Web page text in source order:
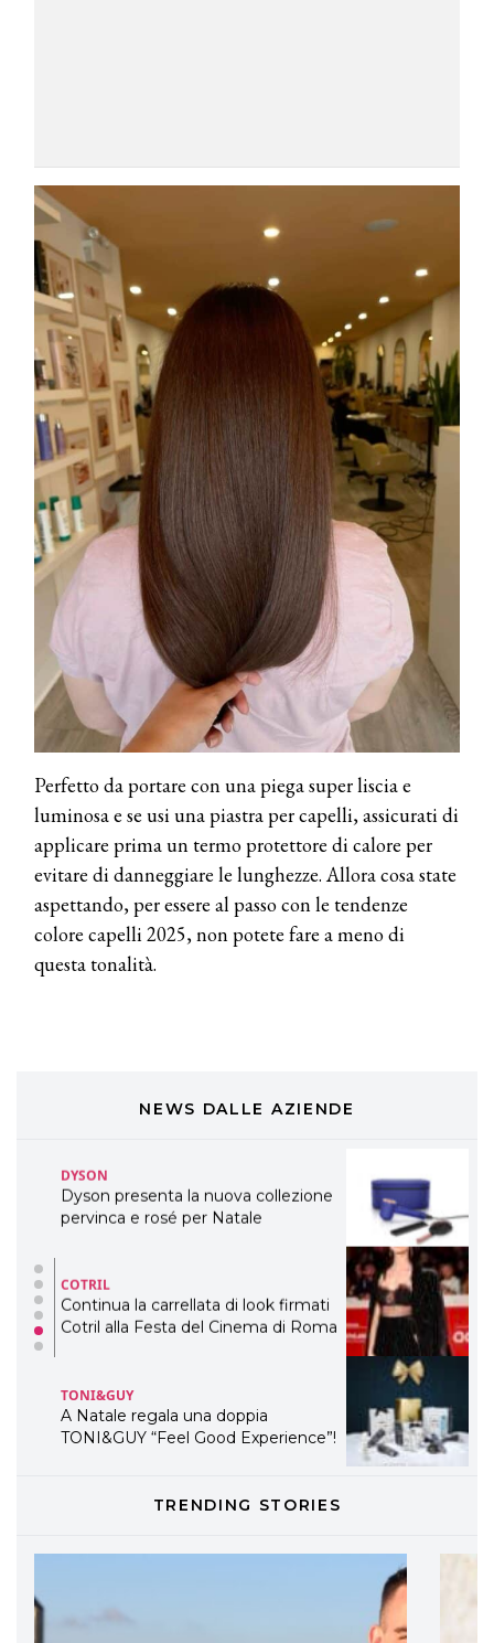
Perfetto da portare con una piega super liscia e
luminosa e se usi una piastra per capelli, assicurati di
applicare prima un termo protettore di calore per
evitare di danneggiare le lunghezze. Allora cosa state
aspettando, per essere al passo con le tendenze
colore capelli 2025, non potete fare a meno di
questa tonalità.
NEWS DALLE AZIENDE
COSMOPROF WORLDWIDE BOLOGNA
Cosmprof Worldwide Bologna
presenta THE BEAUTY &
WELLNESS CONGRESS 2022: I
TEMI
DYSON
Dyson presenta la nuova collezione
pervinca e rosé per Natale
COTRIL
Continua la carrellata di look firmati
Cotril alla Festa del Cinema di Roma
TONI&GUY
A Natale regala una doppia
TONI&GUY “Feel Good Experience”!
TONI&GUY
LABEL.M lancia la sua innovativa ed
eco-sostenibile linea di prodotti
professionali
DAVINES
Davines presenta cofanetti beauty
preziosi per un regalo adatto ad
ogni capello
COSMOPROF WORLDWIDE BOLOGNA
Cosmprof Worldwide Bologna
pervinca e rosé per Natale
COTRIL
Continua la carrellata di look firmati
Cotril alla Festa del Cinema di Roma
TONI&GUY
A Natale regala una doppia
TONI&GUY “Feel Good Experience”!
TONI&GUY
LABEL.M lancia la sua innovativa ed
eco-sostenibile linea di prodotti
TRENDING STORIES